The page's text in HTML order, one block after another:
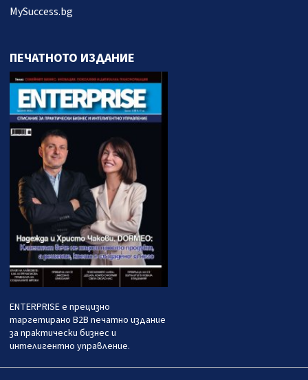
MySuccess.bg
ПЕЧАТНОТО ИЗДАНИЕ
ENTERPRISE е прецизно
таргетирано B2B печатно издание
за практически бизнес и
интелигентно управление.